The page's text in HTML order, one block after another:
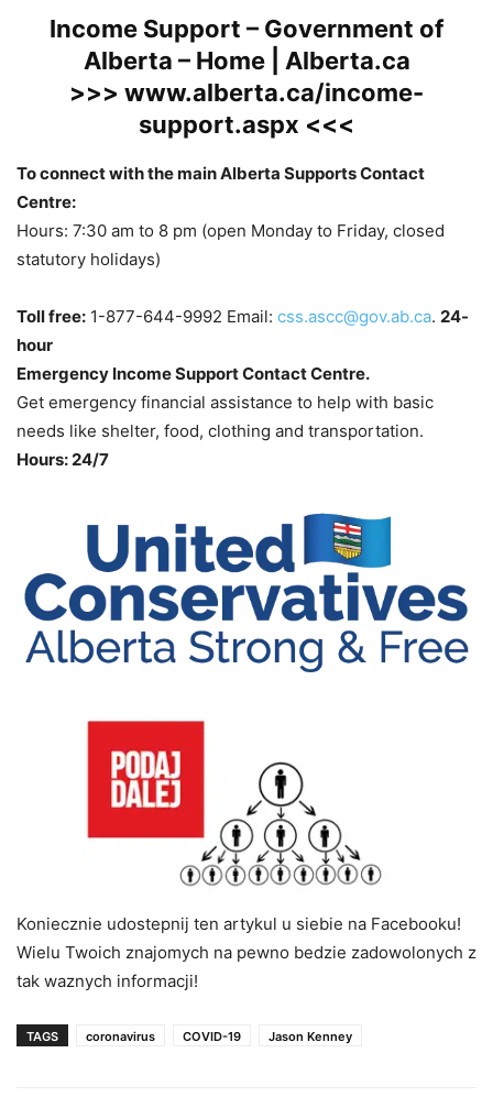
Income Support – Government of
Alberta – Home | Alberta.ca
>>> www.alberta.ca/income-
support.aspx <<<
To connect with the main Alberta Supports Contact
Centre:
Hours: 7:30 am to 8 pm (open Monday to Friday, closed
statutory holidays)
Toll free: 1-877-644-9992 Email: css.ascc@gov.ab.ca. 24-
hour
Emergency Income Support Contact Centre.
Get emergency financial assistance to help with basic
needs like shelter, food, clothing and transportation.
Hours: 24/7
Koniecznie udostepnij ten artykul u siebie na Facebooku!
Wielu Twoich znajomych na pewno bedzie zadowolonych z
tak waznych informacji!
TAGS coronavirus COVID-19 Jason Kenney